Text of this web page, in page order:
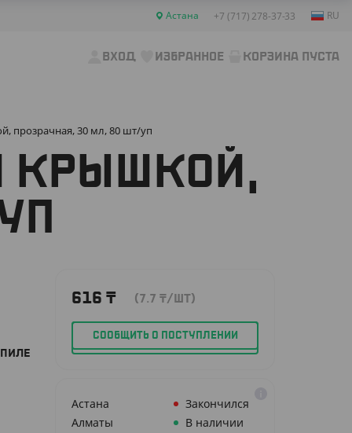
Астана +7 (717) 278-37-33 RU
ВХОД ИЗБРАННОЕ КОРЗИНА ПУСТА
прозрачная, 30 мл, 80 шт/уп
КРЫШКОЙ,
616 ₸ (7.7 ₸/ШТ)
СООБЩИТЬ О ПОСТУПЛЕНИИ
Астана
Закончился
Алматы
В наличии